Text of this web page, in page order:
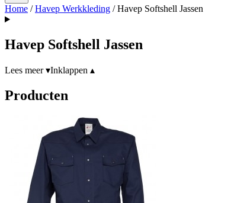
Home /Havep Werkkleding /Havep Softshell Jassen
Havep Softshell Jassen
Lees meer ▾Inklappen ▴
Producten